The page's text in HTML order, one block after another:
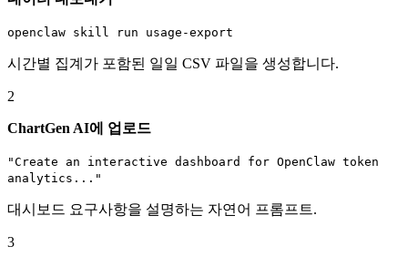
openclaw skill run usage-export
시간별 집계가 포함된 일일 CSV 파일을 생성합니다.
2
ChartGen AI에 업로드
"Create an interactive dashboard for OpenClaw token
analytics..."
대시보드 요구사항을 설명하는 자연어 프롬프트.
3